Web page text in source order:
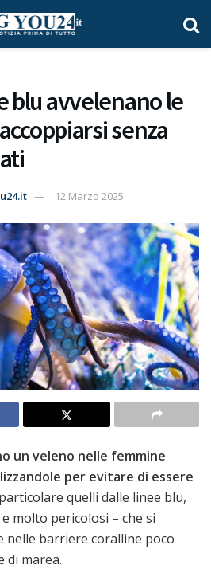
blu avvelenano le
senza
12 Marzo 2025
un veleno nelle femmine
per evitare di essere
quelli dalle linee blu,
molto pericolosi – che si
nelle barriere coralline poco
di marea.